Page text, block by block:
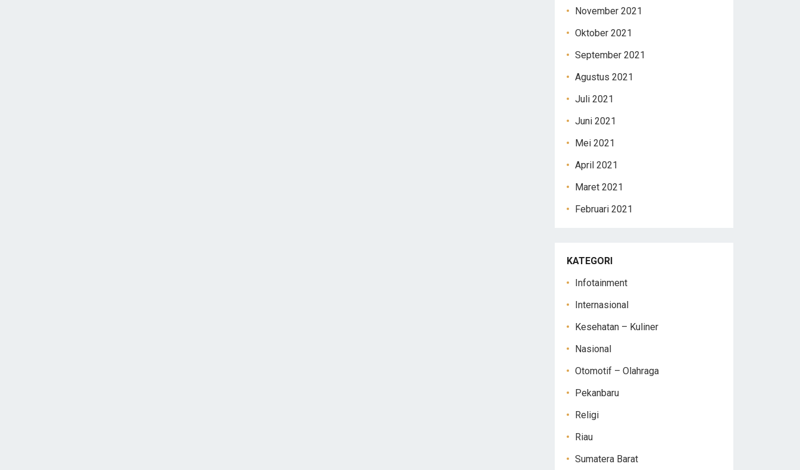
November 2021
Oktober 2021
September 2021
Agustus 2021
Juli 2021
Juni 2021
Mei 2021
April 2021
Maret 2021
Februari 2021
KATEGORI
Infotainment
Internasional
Kesehatan – Kuliner
Nasional
Otomotif – Olahraga
Pekanbaru
Religi
Riau
Sumatera Barat